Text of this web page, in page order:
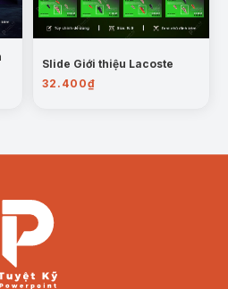
Slide Giới thiệu Lacoste
32.400₫